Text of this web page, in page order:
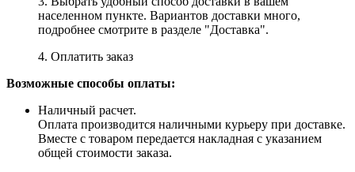
населенном пункте. Вариантов доставки много,
подробнее смотрите в разделе "Доставка".
4. Оплатить заказ
Возможные способы оплаты:
Наличный расчет.
Оплата производится наличными курьеру при доставке.
Вместе с товаром передается накладная с указанием
общей стоимости заказа.